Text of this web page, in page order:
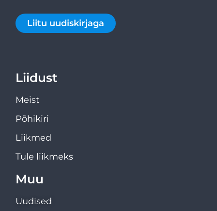
Liitu uudiskirjaga
Liidust
Meist
Põhikiri
Liikmed
Tule liikmeks
Muu
Uudised